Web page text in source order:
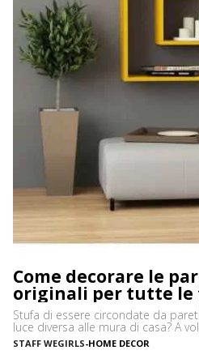
Come decorare le
originali per tutte le
Stufa di essere circondate da
luce diversa alle mura di casa? A
STAFF WEGIRLS-HOME DECOR